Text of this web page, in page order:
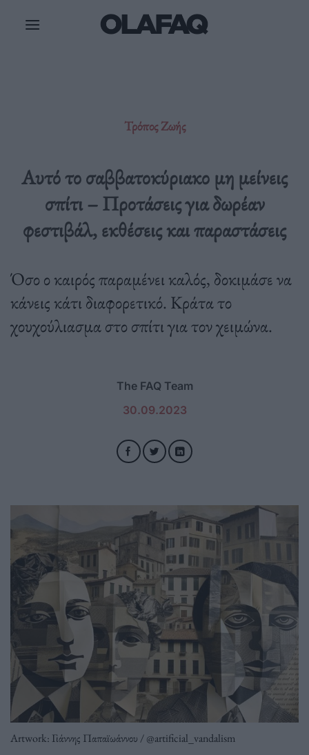
Τρόπος Ζωής
Αυτό το σαββατοκύριακο μη μείνεις
σπίτι – Προτάσεις για δωρέαν
φεστιβάλ, εκθέσεις και παραστάσεις
Όσο ο καιρός παραμένει καλός, δοκιμάσε να
κάνεις κάτι διαφορετικό. Κράτα το
χουχούλιασμα στο σπίτι για τον χειμώνα.
The FAQ Team
30.09.2023
Artwork: Γιάννης Παπαϊωάννου / @artificial_vandalism